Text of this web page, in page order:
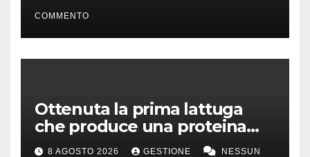
COMMENTO
Ottenuta la prima lattuga
che produce una proteina
chiave della carne
8 AGOSTO 2026 GESTIONE NESSUN